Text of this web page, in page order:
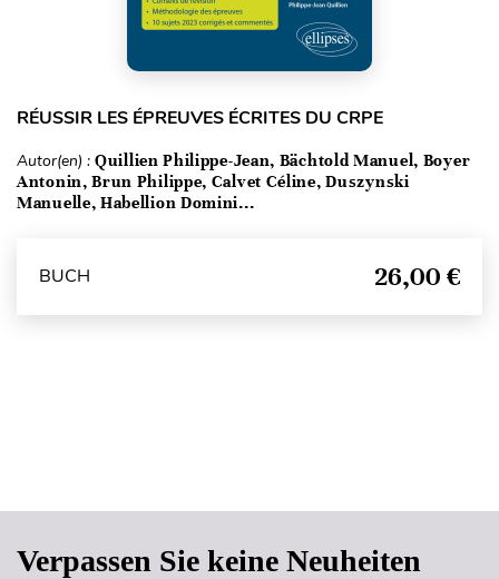
RÉUSSIR LES ÉPREUVES ÉCRITES DU CRPE
Autor(en) : Quillien Philippe-Jean, Bächtold Manuel, Boyer
Antonin, Brun Philippe, Calvet Céline, Duszynski
Manuelle, Habellion Domini...
BUCH 26,00 €
Verpassen Sie keine Neuheiten